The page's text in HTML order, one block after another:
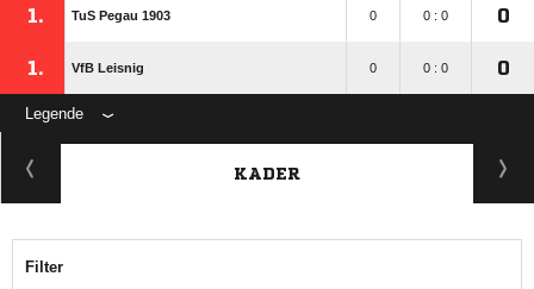
1. TuS Pegau 1903 0 0 : 0 0
1. VfB Leisnig 0 0 : 0 0
Legende
KADER
Filter